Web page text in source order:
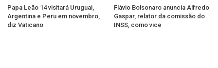
Papa Leão 14 visitará Uruguai,
Argentina e Peru em novembro,
diz Vaticano
Flávio Bolsonaro anuncia Alfredo
Gaspar, relator da comissão do
INSS, como vice